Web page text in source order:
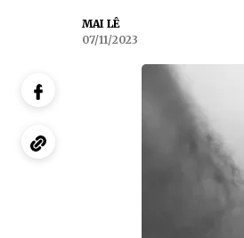
MAI LÊ
07/11/2023